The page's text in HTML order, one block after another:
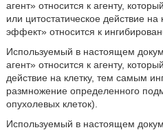
агент» относится к агенту,
или цитостатическое действие на
эффект» относится к
Используемый в настоящем
агент» относится к агенту,
действие на клетку, тем самым
размножение определенного
опухолевых клеток).
Используемый в настоящем